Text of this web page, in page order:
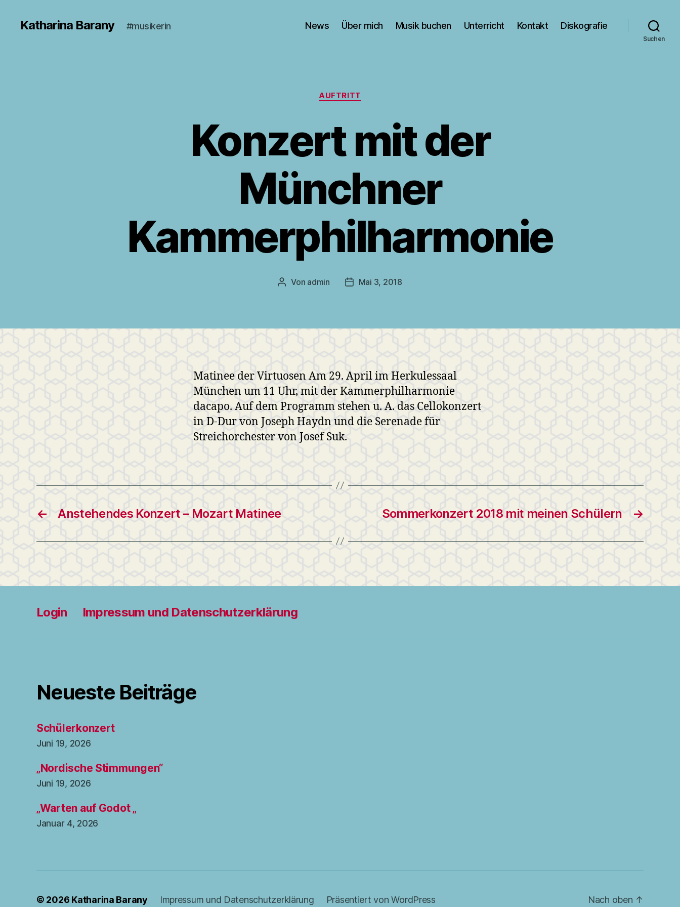
Katharina Barany #musikerin News Über mich Musik buchen Unterricht Kontakt Diskografie
Suchen
Kategorien
AUFTRITT
Konzert mit der
Münchner
Kammerphilharmonie
Beitragsautor
Von admin Veröffentlichungsdatum
Mai 3, 2018
Matinee der Virtuosen Am 29. April im Herkulessaal
München um 11 Uhr, mit der Kammerphilharmonie
dacapo. Auf dem Programm stehen u. A. das Cellokonzert
in D-Dur von Joseph Haydn und die Serenade für
Streichorchester von Josef Suk.
← Anstehendes Konzert – Mozart Matinee →
Sommerkonzert 2018 mit meinen Schülern
Login Impressum und Datenschutzerklärung
Neueste Beiträge
Schülerkonzert
Juni 19, 2026
„Nordische Stimmungen“
Juni 19, 2026
„Warten auf Godot „
Januar 4, 2026
© 2026 Katharina Barany Impressum und Datenschutzerklärung Präsentiert von WordPress Nach oben ↑